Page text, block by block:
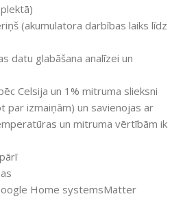
(akumulatora darbības laiks līdz
datu glabāšana analīzei un
Celsija un 1% mitruma slieksni
par izmaiņām) un savienojas ar
un mitruma vērtībām ik
Home systemsMatter